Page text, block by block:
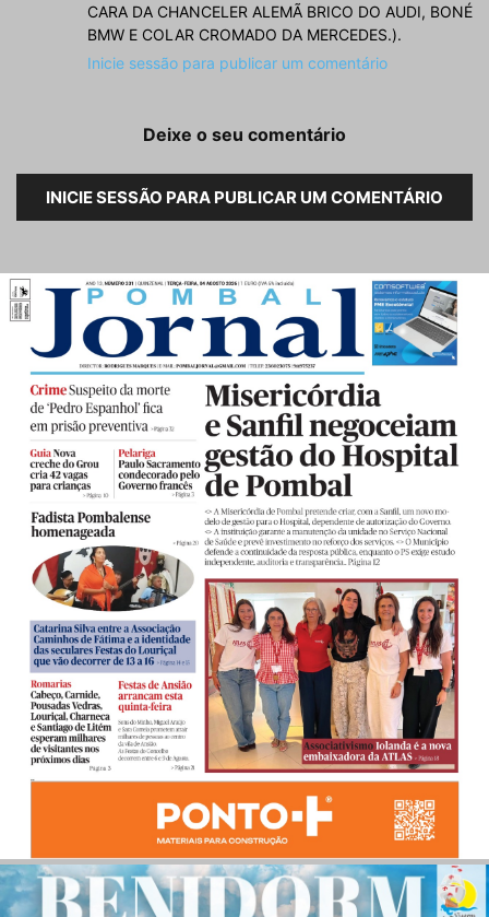
CARA DA CHANCELER ALEMÃ BRICO DO AUDI, BONÉ
BMW E COLAR CROMADO DA MERCEDES.).
Inicie sessão para publicar um comentário
Deixe o seu comentário
INICIE SESSÃO PARA PUBLICAR UM COMENTÁRIO